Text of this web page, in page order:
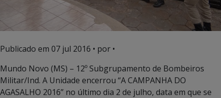
Publicado em 07 jul 2016 • por •
Mundo Novo (MS) – 12º Subgrupamento de Bombeiros
Militar/Ind. A Unidade encerrou “A CAMPANHA DO
AGASALHO 2016” no último dia 2 de julho, data em que se